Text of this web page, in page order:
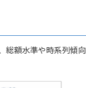
総額水準や時系列傾向